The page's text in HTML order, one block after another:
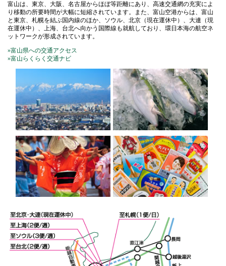
富山は、東京、大阪、名古屋からほぼ等距離にあり、高速交通網の充実によ
り移動の所要時間が大幅に短縮されています。また、富山空港からは、富山
と東京、札幌を結ぶ国内線のほか、ソウル、北京（現在運休中）、大連（現
在運休中）、上海、台北へ向かう国際線も就航しており、環日本海の航空ネ
ットワークが形成されています。
»富山県への交通アクセス
»富山らくらく交通ナビ